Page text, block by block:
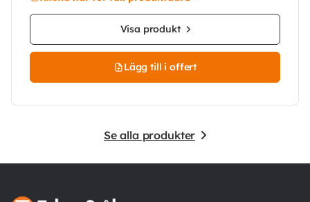
Visa produkt
Lägg till i offert
Se alla produkter